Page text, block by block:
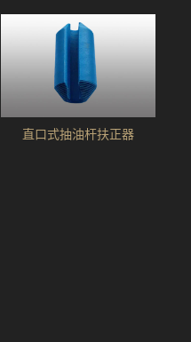
直口式抽油杆扶正器